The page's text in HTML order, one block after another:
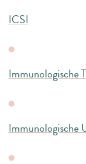
ICSI
Immunologische
Immunologische